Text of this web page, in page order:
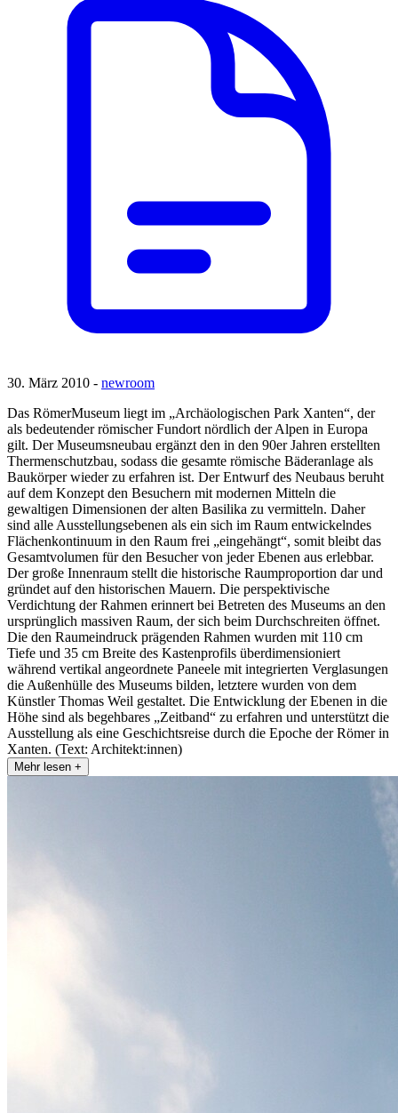
30. März 2010 - newroom
Das RömerMuseum liegt im „Archäologischen Park Xanten“, der
als bedeutender römischer Fundort nördlich der Alpen in Europa
gilt. Der Museumsneubau ergänzt den in den 90er Jahren erstellten
Thermenschutzbau, sodass die gesamte römische Bäderanlage als
Baukörper wieder zu erfahren ist. Der Entwurf des Neubaus beruht
auf dem Konzept den Besuchern mit modernen Mitteln die
gewaltigen Dimensionen der alten Basilika zu vermitteln. Daher
sind alle Ausstellungsebenen als ein sich im Raum entwickelndes
Flächenkontinuum in den Raum frei „eingehängt“, somit bleibt das
Gesamtvolumen für den Besucher von jeder Ebenen aus erlebbar.
Der große Innenraum stellt die historische Raumproportion dar und
gründet auf den historischen Mauern. Die perspektivische
Verdichtung der Rahmen erinnert bei Betreten des Museums an den
ursprünglich massiven Raum, der sich beim Durchschreiten öffnet.
Die den Raumeindruck prägenden Rahmen wurden mit 110 cm
Tiefe und 35 cm Breite des Kastenprofils überdimensioniert
während vertikal angeordnete Paneele mit integrierten Verglasungen
die Außenhülle des Museums bilden, letztere wurden von dem
Künstler Thomas Weil gestaltet. Die Entwicklung der Ebenen in die
Höhe sind als begehbares „Zeitband“ zu erfahren und unterstützt die
Ausstellung als eine Geschichtsreise durch die Epoche der Römer in
Xanten. (Text: Architekt:innen)
Mehr lesen +